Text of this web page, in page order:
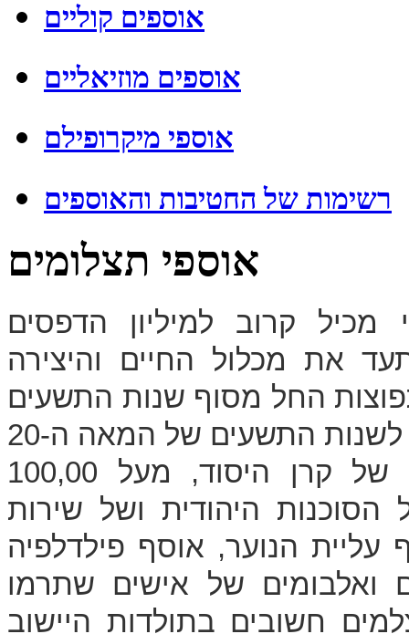
אוספים קוליים
אוספים מוזיאליים
אוספי מיקרופילם
רשימות של החטיבות והאוספים
אוספי תצלומים
מכיל קרוב למיליון הדפסים
את מכלול החיים והיצירה
החל מסוף שנות התשעים
האוסף מכיל מעל 50,000 תצלומים של קרן היסוד, מעל 100,00
היהודית ושל שירות
עליית הנוער, אוסף פילדלפיה
ואלבומים של אישים שתרמו
חשובים בתולדות היישוב